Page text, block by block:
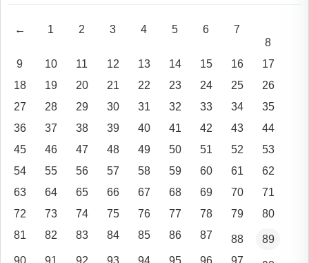
← 1 2 3 4 5 6
7
8
9
10 11 12 13 14 15 16
17
18
19 20 21 22 23 24 25
26
27
28 29 30 31 32 33 34
35
36
37 38 39 40 41 42 43
44
45
46 47 48 49 50 51 52
53
54
55 56 57 58 59 60 61
62
63
64 65 66 67 68 69 70
71
72
73 74 75 76 77 78 79
80
81
82 83 84 85 86 87 88
89
90
91 92 93 94 95 96 97